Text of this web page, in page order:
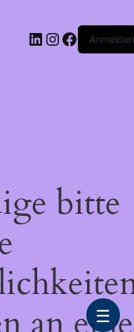
LinkedIn
Instagram
FacebookAnmelden
bitte
☰